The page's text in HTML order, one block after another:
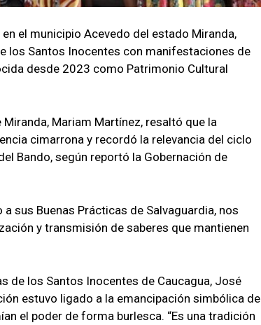
el municipio Acevedo del estado Miranda,
los Santos Inocentes con manifestaciones de
desde 2023 como Patrimonio Cultural
Mariam Martínez, resaltó que la
cimarrona y recordó la relevancia del ciclo
Bando, según reportó la Gobernación de
sus Buenas Prácticas de Salvaguardia, nos
y transmisión de saberes que mantienen
de los Santos Inocentes de Caucagua, José
estuvo ligado a la emancipación simbólica de
el poder de forma burlesca. “Es una tradición